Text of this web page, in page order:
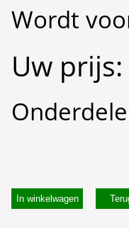
Wordt
Uw
In winkelwagen